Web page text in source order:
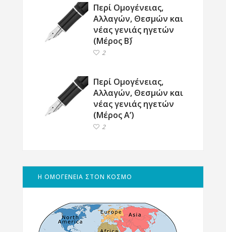
Περί Ομογένειας,
Αλλαγών, Θεσμών και
νέας γενιάς ηγετών
(Μέρος Β΄)
2
Περί Ομογένειας,
Αλλαγών, Θεσμών και
νέας γενιάς ηγετών
(Μέρος Α’)
2
Η ΟΜΟΓΕΝΕΙΑ ΣΤΟΝ ΚΟΣΜΟ